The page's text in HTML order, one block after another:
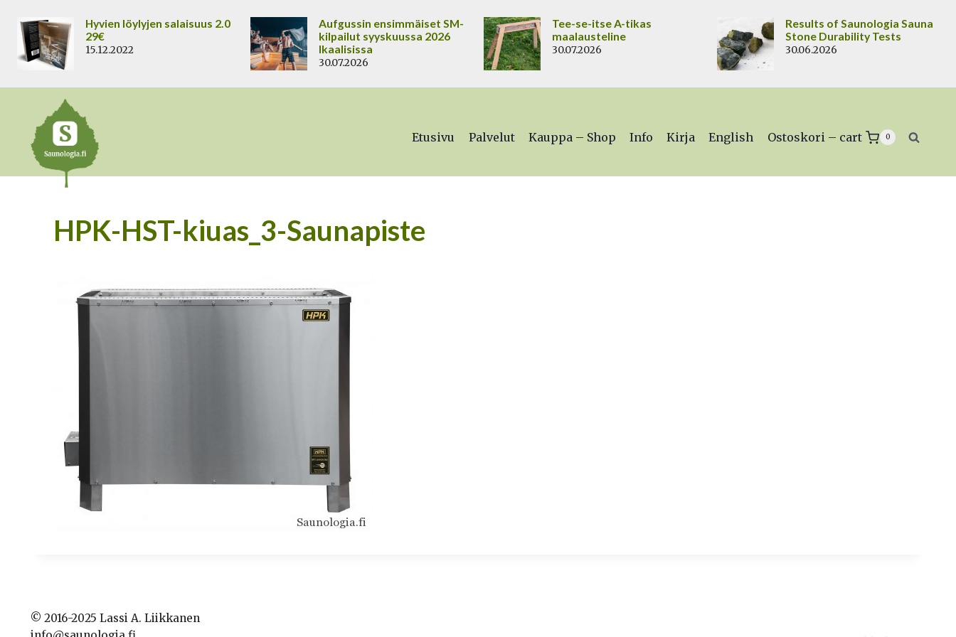
sisältöön
Hyvien löylyjen salaisuus 2.0
29€
15.12.2022
Aufgussin ensimmäiset SM-
kilpailut syyskuussa 2026
Ikaalisissa
30.07.2026
Tee-se-itse A-tikas
maalausteline
30.07.2026
Results of Saunologia Sauna
Stone Durability Tests
30.06.2026
Etusivu Palvelut Kauppa – Shop Info Kirja English Ostoskori – cart 0
HPK-HST-kiuas_3-Saunapiste
© 2016-2025 Lassi A. Liikkanen